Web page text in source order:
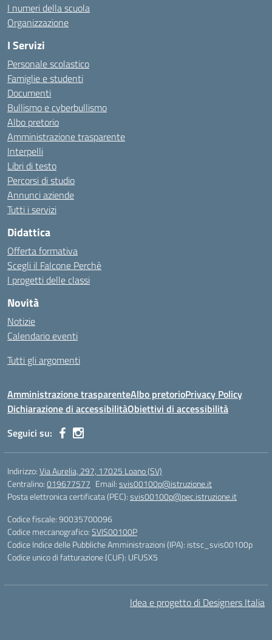
I numeri della scuola
Organizzazione
I Servizi
Personale scolastico
Famiglie e studenti
Documenti
Bullismo e cyberbullismo
Albo pretorio
Amministrazione trasparente
Interpelli
Libri di testo
Percorsi di studio
Annunci aziende
Tutti i servizi
Didattica
Offerta formativa
Scegli il Falcone Perchè
I progetti delle classi
Novità
Notizie
Calendario eventi
Tutti gli argomenti
Amministrazione trasparenteAlbo pretorioPrivacy Policy
Dichiarazione di accessibilitàObiettivi di accessibilità
Seguici su:
Indirizzo:Via Aurelia, 297, 17025 Loano (SV)
Centralino:019677577 Email:svis00100p@istruzione.it
Posta elettronica certificata (PEC):svis00100p@pec.istruzione.it
Codice fiscale: 90035700096
Codice meccanografico:SVIS00100P
Codice Indice delle Pubbliche Amministrazioni (IPA): istsc_svis00100p
Codice unico di fatturazione (CUF): UFUSX5
Idea e progetto di Designers Italia